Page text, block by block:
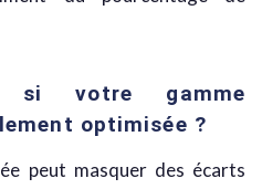
si votre gamme
optimisée ?
peut masquer des écarts